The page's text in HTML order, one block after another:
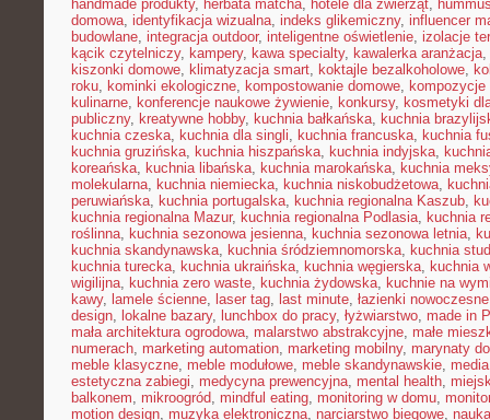
handmade produkty, herbata matcha, hotele dla zwierząt,
domowa, identyfikacja wizualna, indeks glikemiczny, influencer
budowlane, integracja outdoor, inteligentne oświetlenie, izolacje
kącik czytelniczy, kampery, kawa specialty, kawalerka aranżacja,
kiszonki domowe, klimatyzacja smart, koktajle bezalkoholowe,
roku, kominki ekologiczne, kompostowanie domowe, kompozycje
kulinarne, konferencje naukowe żywienie, konkursy, kosmetyki
publiczny, kreatywne hobby, kuchnia bałkańska, kuchnia
kuchnia czeska, kuchnia dla singli, kuchnia francuska, kuchnia
kuchnia gruzińska, kuchnia hiszpańska, kuchnia indyjska,
koreańska, kuchnia libańska, kuchnia marokańska, kuchnia
molekularna, kuchnia niemiecka, kuchnia niskobudżetowa,
peruwiańska, kuchnia portugalska, kuchnia regionalna Kaszub,
kuchnia regionalna Mazur, kuchnia regionalna Podlasia, kuchnia
roślinna, kuchnia sezonowa jesienna, kuchnia sezonowa letnia,
kuchnia skandynawska, kuchnia śródziemnomorska, kuchnia
kuchnia turecka, kuchnia ukraińska, kuchnia węgierska, kuchnia
wigilijna, kuchnia zero waste, kuchnia żydowska, kuchnie na
kawy, lamele ścienne, laser tag, last minute, łazienki nowoczesne
design, lokalne bazary, lunchbox do pracy, łyżwiarstwo, made in
mała architektura ogrodowa, malarstwo abstrakcyjne, małe
numerach, marketing automation, marketing mobilny, marynaty
meble klasyczne, meble modułowe, meble skandynawskie,
estetyczna zabiegi, medycyna prewencyjna, mental health,
balkonem, mikroogród, mindful eating, monitoring w domu,
motion design, muzyka elektroniczna, narciarstwo biegowe,